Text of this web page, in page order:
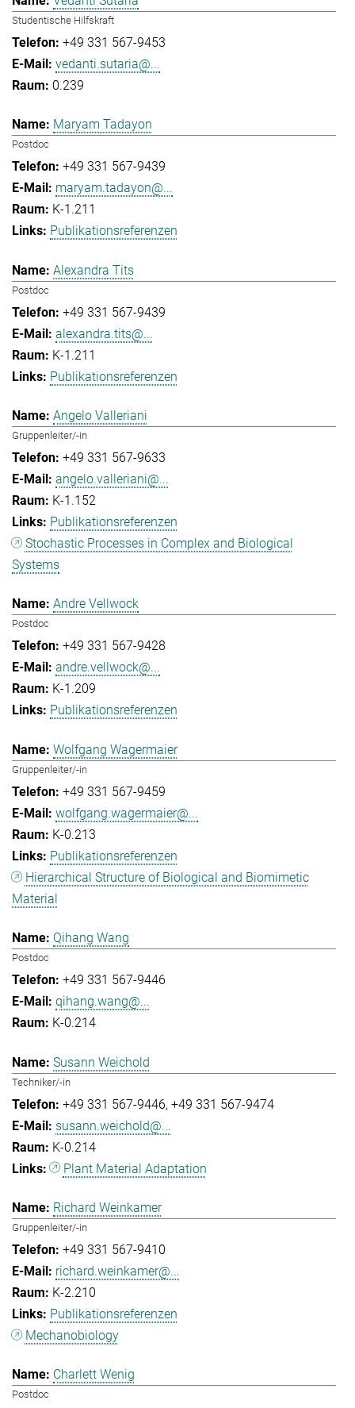
Studentische Hilfskraft
+49 331 567-9453
vedanti.sutaria@...
0.239
Maryam Tadayon
Postdoc
+49 331 567-9439
maryam.tadayon@...
K-1.211
Publikationsreferenzen
Alexandra Tits
Postdoc
+49 331 567-9439
alexandra.tits@...
K-1.211
Publikationsreferenzen
Angelo Valleriani
Gruppenleiter/-in
+49 331 567-9633
angelo.valleriani@...
K-1.152
Publikationsreferenzen
Stochastic Processes in Complex and Biological
Systems
Andre Vellwock
Postdoc
+49 331 567-9428
andre.vellwock@...
K-1.209
Publikationsreferenzen
Wolfgang Wagermaier
Gruppenleiter/-in
+49 331 567-9459
wolfgang.wagermaier@...
K-0.213
Publikationsreferenzen
Hierarchical Structure of Biological and Biomimetic
Material
Qihang Wang
Postdoc
+49 331 567-9446
qihang.wang@...
K-0.214
Susann Weichold
Techniker/-in
+49 331 567-9446 +49 331 567-9474
susann.weichold@...
K-0.214
Plant Material Adaptation
Richard Weinkamer
Gruppenleiter/-in
+49 331 567-9410
richard.weinkamer@...
K-2.210
Publikationsreferenzen
Mechanobiology
Charlett Wenig
Postdoc